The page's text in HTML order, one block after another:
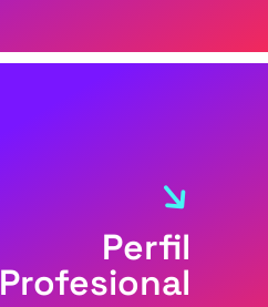
Perfil
Profesional